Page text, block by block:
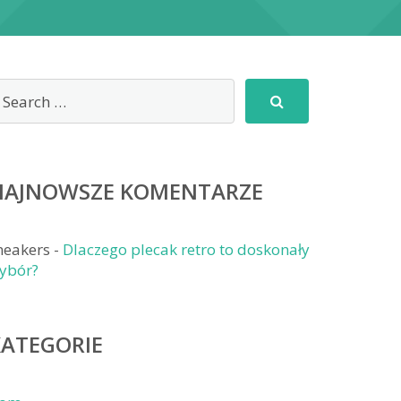
KOMENTARZE
- Dlaczego plecak retro to doskonały